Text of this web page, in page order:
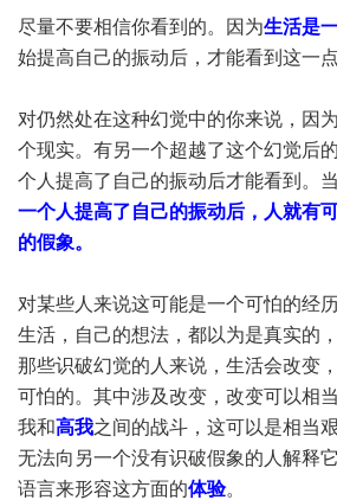
尽量不要相信你看到的。因为生活是
始提高自己的振动后，才能看到这一点
对仍然处在这种幻觉中的你来说，因
个现实。有另一个超越了这个幻觉后
个人提高了自己的振动后才能看到。
一个人提高了自己的振动后，人就有
的假象。
对某些人来说这可能是一个可怕的经
生活，自己的想法，都以为是真实的
那些识破幻觉的人来说，生活会改变
可怕的。其中涉及改变，改变可以相
我和高我之间的战斗，这可以是相当
无法向另一个没有识破假象的人解释
语言来形容这方面的体验。